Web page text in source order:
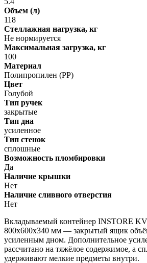
Объем (л)
118
Стеллажная нагрузка, кг
Не нормируется
Максимальная загрузка, кг
100
Материал
Полипропилен (PP)
Цвет
Голубой
Тип ручек
закрытые
Тип дна
усиленное
Тип стенок
сплошные
Возможность пломбировки
Да
Наличие крышки
Нет
Наличие сливного отверстия
Нет
Вкладываемый контейнер INSTORE
800х600х340 мм — закрытый ящик
усиленным дном. Дополнительное
рассчитано на тяжёлое содержимое, а
удерживают мелкие предметы внутри.